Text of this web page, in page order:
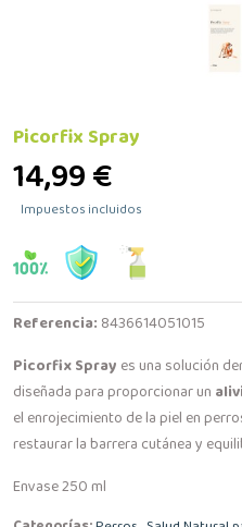
Picorfix Spray
14,99 €
Impuestos incluidos
Referencia: 8436614051015
Picorfix Spray es una solución
diseñada para proporcionar un
el enrojecimiento de la piel en
restaurar la barrera cutánea y
Envase 250 ml